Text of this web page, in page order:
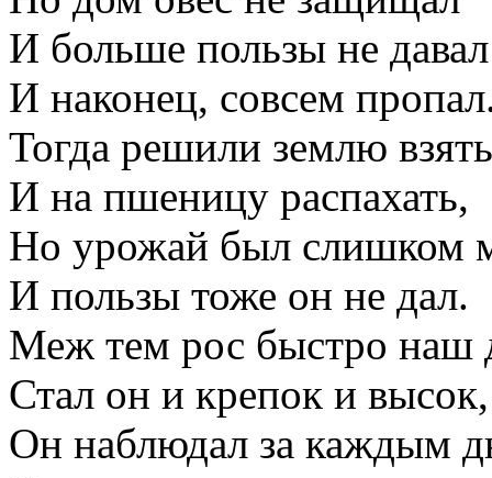
И больше пользы не давал
И наконец, совсем
Тогда решили землю взять
И на пшеницу распахать,
Но урожай был слишком
И пользы тоже он не дал.
Меж тем рос быстро наш
Стал он и крепок и высок,
Он наблюдал за каждым